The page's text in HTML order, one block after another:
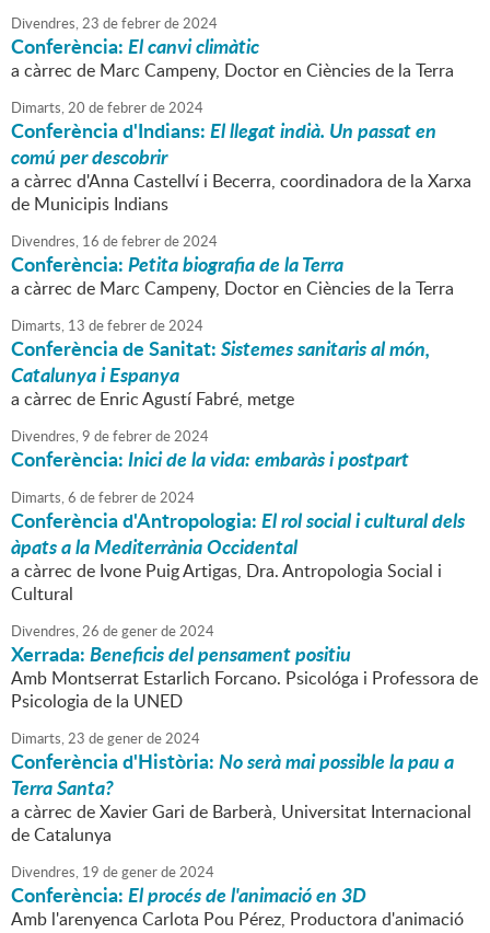
Divendres,23 defebrerde2024
Conferència:El canvi climàtic
a càrrec de Marc Campeny, Doctor en Ciències de la Terra
Dimarts,20 defebrerde2024
Conferència d'Indians:El llegat indià. Un passat en
comú per descobrir
a càrrec d'Anna Castellví i Becerra, coordinadora de la Xarxa
de Municipis Indians
Divendres, 16 defebrerde2024
Conferència:Petita biografia de la Terra
a càrrec de Marc Campeny, Doctor en Ciències de la Terra
Dimarts, 13 defebrerde2024
Conferència de Sanitat:Sistemes sanitaris al món,
Catalunya i Espanya
a càrrec de Enric Agustí Fabré, metge
Divendres,9 defebrerde2024
Conferència:Inici de la vida: embaràs i postpart
Dimarts,6 defebrerde2024
Conferència d'Antropologia:El rol social i cultural dels
àpats a la Mediterrània Occidental
a càrrec de Ivone Puig Artigas, Dra. Antropologia Social i
Cultural
Divendres,26 degenerde2024
Xerrada:Beneficis del pensament positiu
Amb Montserrat Estarlich Forcano. Psicológa i Professora de
Psicologia de la UNED
Dimarts,23 degenerde2024
Conferència d'Història:No serà mai possible la pau a
Terra Santa?
a càrrec de Xavier Gari de Barberà, Universitat Internacional
de Catalunya
Divendres, 19 degenerde2024
Conferència:El procés de l'animació en 3D
Amb l'arenyenca Carlota Pou Pérez, Productora d'animació